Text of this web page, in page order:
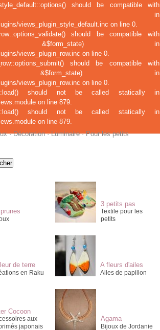
should be compatible with
in
views_plugin_style_default.inc on line 0.
should be compatible with
&$form_state) in
views_plugin_row.inc on line 0.
should be compatible with
&$form_state) in
views_plugin_row.inc on line 0.
should not be called statically in
on line 879.
should not be called statically in
on line 879.
·Décoration·Luminaire·Pour les petits
3 petits pas
Textile pour les
petits
de terre
en Raku
A fleurs d'ailes
Ailes de papillon
Cocoon
aux
japonais
Agama
Bijoux de Jordanie